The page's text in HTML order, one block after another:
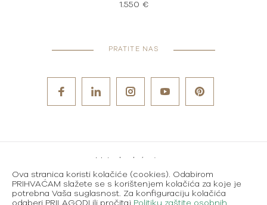
1.550 €
PRATITE NAS
Karijere
Uvjeti korištenja
Ova stranica koristi kolačiće (cookies). Odabirom
PRIHVAĆAM slažete se s korištenjem kolačića za koje je
potrebna Vaša suglasnost. Za konfiguraciju kolačića
odaberi PRILAGODI ili pročitaj Politiku zaštite osobnih